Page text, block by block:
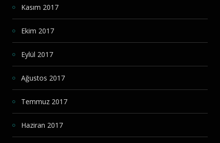
Kasım 2017
Ekim 2017
Eylül 2017
Ağustos 2017
Temmuz 2017
Haziran 2017